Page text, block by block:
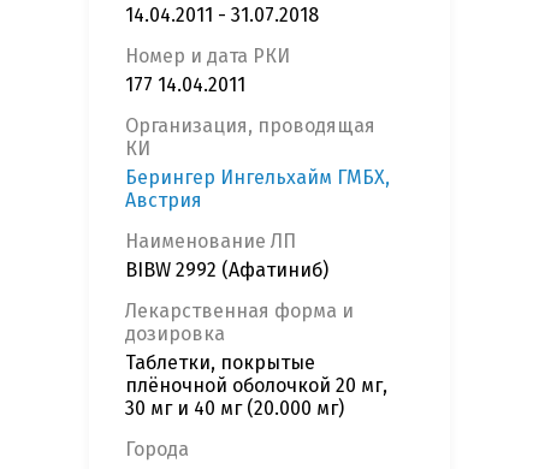
14.04.2011 - 31.07.2018
Номер и дата РКИ
177 14.04.2011
Организация, проводящая
КИ
Берингер Ингельхайм ГМБХ,
Австрия
Наименование ЛП
BIBW 2992 (Афатиниб)
Лекарственная форма и
дозировка
Таблетки, покрытые
плёночной оболочкой 20 мг,
30 мг и 40 мг (20.000 мг)
Города